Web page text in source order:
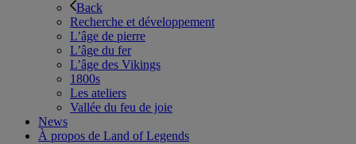
Back
Recherche et développement
L’âge de pierre
L’âge du fer
L’âge des Vikings
1800s
Les ateliers
Vallée du feu de joie
News
À propos de Land of Legends